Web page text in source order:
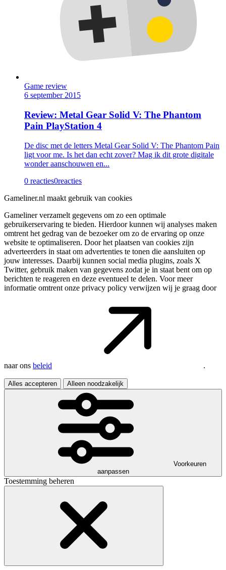
Game review
6 september 2015
Review: Metal Gear Solid V: The Phantom
Pain PlayStation 4
De disc met de letters Metal Gear Solid V: The Phantom Pain
ligt voor me. Is het dan echt zover? Mag ik dit grote digitale
wonder aanschouwen en...
0 reacties0reacties
Gameliner.nl maakt gebruik van cookies
Gameliner verzamelt gegevens om zo een optimale
gebruikerservaring te bieden. Hierdoor kunnen wij analyses maken
omtrent het gedrag van de bezoeker om zo de ervaring op onze
website te optimaliseren. Door het plaatsen van cookies zijn
adverteerders in staat om advertenties te tonen die aansluiten op
jouw interesses. Daarbij kunnen social media plugins, zoals X
Twitter, gebruik maken van gegevens zodat je in staat bent om op
berichten te reageren en deze eventueel te delen. Voor meer
informatie omtrent onze privacy policy verwijzen wij je graag door
naar ons beleid .
Alles accepteren Alleen noodzakelijk
Voorkeuren
aanpassen
Toestemming beheren